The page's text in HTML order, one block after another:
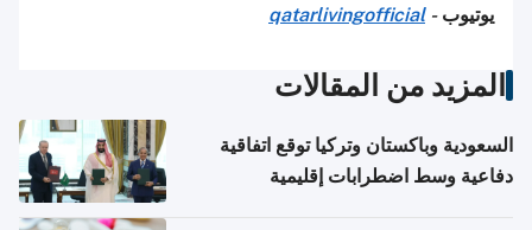
يوتيوب-
qatarlivingofficial
المزيد من المقالات
السعودية وباكستان وتركيا توقع اتفاقية
دفاعية وسط اضطرابات إقليمية